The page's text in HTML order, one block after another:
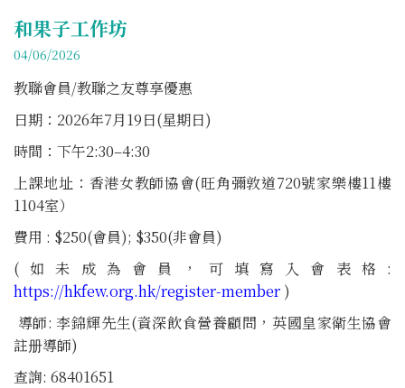
和果子工作坊
04/06/2026
教聯會員/教聯之友尊享優惠
日期：2026年7月19日(星期日)
時間：下午2:30–4:30
上課地址：香港女教師協會(旺角彌敦道720號家樂樓11樓
1104室）
費用 : $250(會員); $350(非會員)
(如未成為會員，可填寫入會表格:
https://hkfew.org.hk/register-member )
導師: 李錦輝先生(資深飲食營養顧問，英國皇家衛生協會
註册導師)
查詢: 68401651